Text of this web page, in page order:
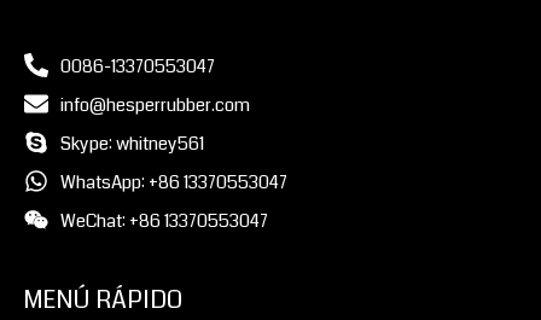
0086-13370553047
info@hesperrubber.com
Skype: whitney561
WhatsApp: +86 13370553047
WeChat: +86 13370553047
MENÚ RÁPIDO